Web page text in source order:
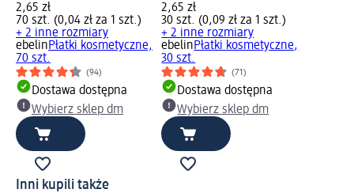
2,65 zł
70 szt. (0,04 zł za 1 szt.)
+ 2 inne rozmiary
ebelinPłatki kosmetyczne,
70 szt.
(94)
Dostawa dostępna
Wybierz sklep dm
2,65 zł
30 szt. (0,09 zł za 1 szt.)
+ 2 inne rozmiary
ebelinPłatki kosmetyczne,
30 szt.
(71)
Dostawa dostępna
Wybierz sklep dm
Inni kupili także